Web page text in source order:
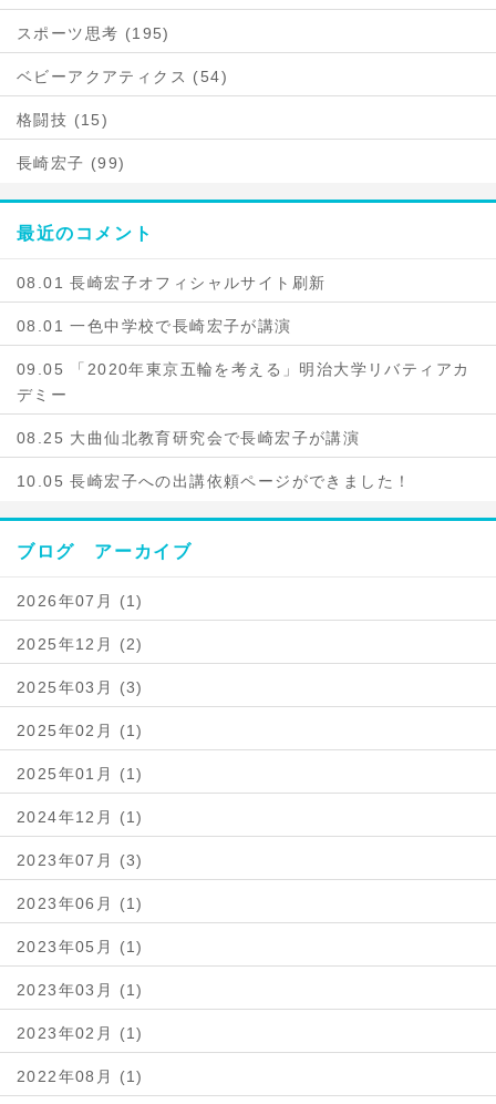
スポーツ思考 (195)
ベビーアクアティクス (54)
格闘技 (15)
長崎宏子 (99)
最近のコメント
08.01 長崎宏子オフィシャルサイト刷新
08.01 一色中学校で長崎宏子が講演
09.05 「2020年東京五輪を考える」明治大学リバティアカ
デミー
08.25 大曲仙北教育研究会で長崎宏子が講演
10.05 長崎宏子への出講依頼ページができました！
ブログ アーカイブ
2026年07月 (1)
2025年12月 (2)
2025年03月 (3)
2025年02月 (1)
2025年01月 (1)
2024年12月 (1)
2023年07月 (3)
2023年06月 (1)
2023年05月 (1)
2023年03月 (1)
2023年02月 (1)
2022年08月 (1)